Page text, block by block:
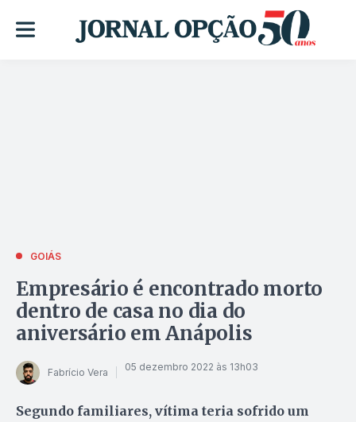
GOIÁS
Empresário é encontrado morto
dentro de casa no dia do
aniversário em Anápolis
Fabrício Vera 05 dezembro 2022 às 13h03
Segundo familiares, vítima teria sofrido um